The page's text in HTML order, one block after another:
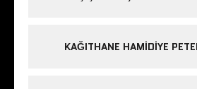
KAĞITHANE HAMIDIYE